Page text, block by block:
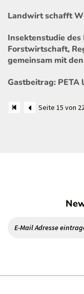
Landwirt schafft
Insektenstudie
Forstwirtschaft,
gemeinsam mit
Gastbeitrag: PETA
Seite 15 von